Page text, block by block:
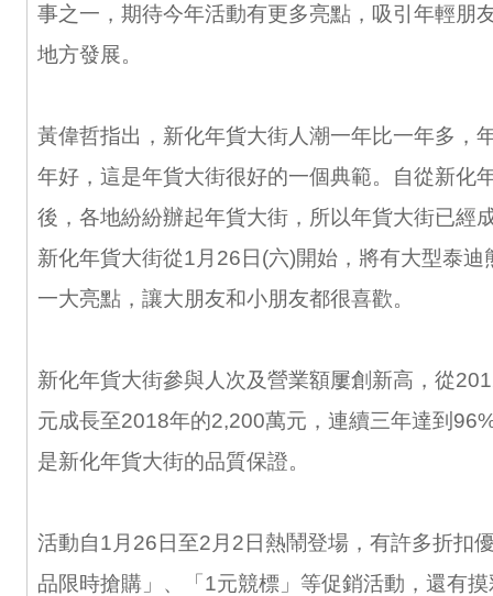
事之一，期待今年活動有更多亮點，吸引年輕朋
地方發展。
黃偉哲指出，新化年貨大街人潮一年比一年多，
年好，這是年貨大街很好的一個典範。自從新化
後，各地紛紛辦起年貨大街，所以年貨大街已經
新化年貨大街從1月26日(六)開始，將有大型泰迪
一大亮點，讓大朋友和小朋友都很喜歡。
新化年貨大街參與人次及營業額屢創新高，從
元成長至2018年的2,200萬元，連續三年達到
是新化年貨大街的品質保證。
活動自1月26日至2月2日熱鬧登場，有許多折扣
品限時搶購」、「1元競標」等促銷活動，還有